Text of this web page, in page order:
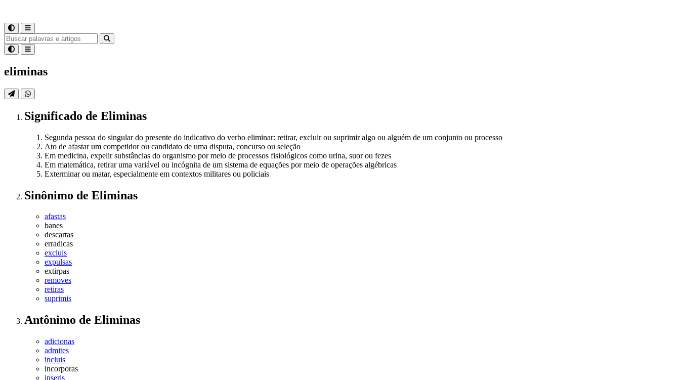
eliminas
Significado de Eliminas
Segunda pessoa do singular do presente do indicativo do verbo eliminar: retirar, excluir ou suprimir algo ou alguém de um conjunto ou processo
Ato de afastar um competidor ou candidato de uma disputa, concurso ou seleção
Em medicina, expelir substâncias do organismo por meio de processos fisiológicos como urina, suor ou fezes
Em matemática, retirar uma variável ou incógnita de um sistema de equações por meio de operações algébricas
Exterminar ou matar, especialmente em contextos militares ou policiais
Sinônimo de Eliminas
afastas
banes
descartas
erradicas
excluis
expulsas
extirpas
removes
retiras
suprimis
Antônimo de Eliminas
adicionas
admites
incluis
incorporas
inseris